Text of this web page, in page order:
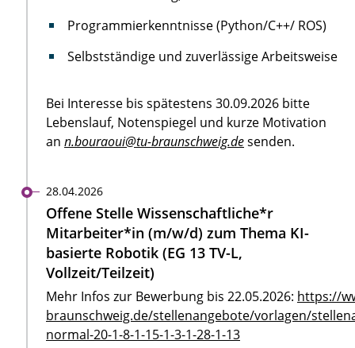
Programmierkenntnisse (Python/C++/ ROS)
Selbstständige und zuverlässige Arbeitsweise
Bei Interesse bis spätestens 30.09.2026 bitte
Lebenslauf, Notenspiegel und kurze Motivation
an n.bouraoui@tu-braunschweig.desenden.
28.04.2026
Offene Stelle Wissenschaftliche*r
Mitarbeiter*in (m/w/d) zum Thema KI-
basierte Robotik (EG 13 TV-L,
Vollzeit/Teilzeit)
Mehr Infos zur Bewerbung bis 22.05.2026: https://
braunschweig.de/stellenangebote/vorlagen/
normal-20-1-8-1-15-1-3-1-28-1-13